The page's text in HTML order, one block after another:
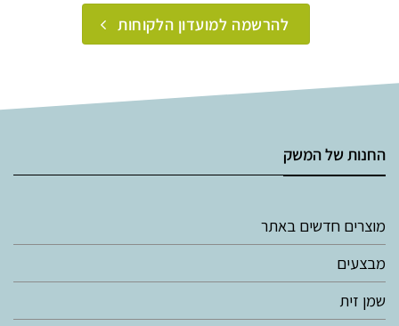
להרשמה למועדון הלקוחות
החנות של המשק
מוצרים חדשים באתר
מבצעים
שמן זית